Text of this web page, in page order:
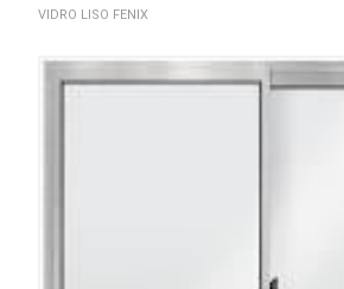
VIDRO LISO FENIX